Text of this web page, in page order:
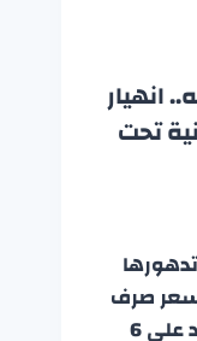
جنيه.. انهيار
تحت
سعر صرف
الدولار الأميركي إلى ما يزيد على 6